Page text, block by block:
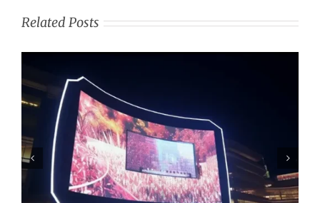
Related Posts